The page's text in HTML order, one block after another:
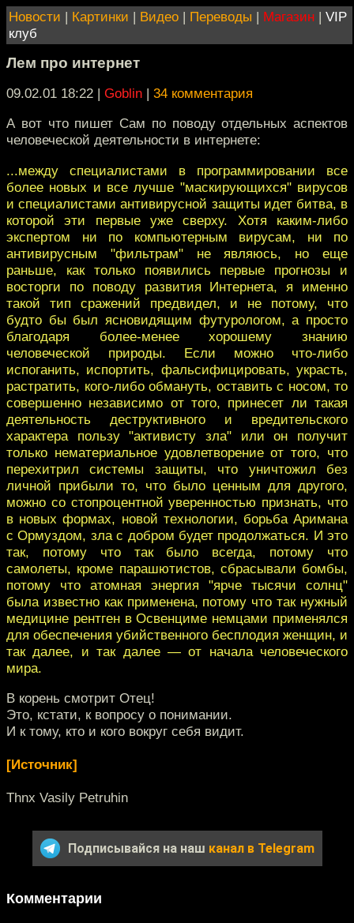
Новости | Картинки | Видео | Переводы | Магазин | VIP
клуб
Лем про интернет
09.02.01 18:22 | Goblin | 34 комментария
А вот что пишет Сам по поводу отдельных аспектов
человеческой деятельности в интернете:
...между специалистами в программировании все
более новых и все лучше "маскирующихся" вирусов
и специалистами антивирусной защиты идет битва, в
которой эти первые уже сверху. Хотя каким-либо
экспертом ни по компьютерным вирусам, ни по
антивирусным "фильтрам" не являюсь, но еще
раньше, как только появились первые прогнозы и
восторги по поводу развития Интернета, я именно
такой тип сражений предвидел, и не потому, что
будто бы был ясновидящим футурологом, а просто
благодаря более-менее хорошему знанию
человеческой природы. Если можно что-либо
испоганить, испортить, фальсифицировать, украсть,
растратить, кого-либо обмануть, оставить с носом, то
совершенно независимо от того, принесет ли такая
деятельность деструктивного и вредительского
характера пользу "активисту зла" или он получит
только нематериальное удовлетворение от того, что
перехитрил системы защиты, что уничтожил без
личной прибыли то, что было ценным для другого,
можно со стопроцентной уверенностью признать, что
в новых формах, новой технологии, борьба Аримана
с Ормуздом, зла с добром будет продолжаться. И это
так, потому что так было всегда, потому что
самолеты, кроме парашютистов, сбрасывали бомбы,
потому что атомная энергия "ярче тысячи солнц"
была известно как применена, потому что так нужный
медицине рентген в Освенциме немцами применялся
для обеспечения убийственного бесплодия женщин, и
так далее, и так далее — от начала человеческого
мира.
В корень смотрит Отец!
Это, кстати, к вопросу о понимании.
И к тому, кто и кого вокруг себя видит.
[Источник]
Thnx Vasily Petruhin
Подписывайся на наш канал в Telegram
Комментарии